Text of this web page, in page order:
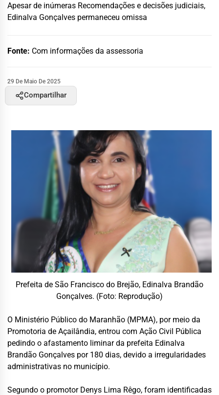
Apesar de inúmeras Recomendações e decisões judiciais,
Edinalva Gonçalves permaneceu omissa
Fonte: Com informações da assessoria
29 De Maio De 2025
Compartilhar
Prefeita de São Francisco do Brejão, Edinalva Brandão
Gonçalves. (Foto: Reprodução)
O Ministério Público do Maranhão (MPMA), por meio da
Promotoria de Açailândia, entrou com Ação Civil Pública
pedindo o afastamento liminar da prefeita Edinalva
Brandão Gonçalves por 180 dias, devido a irregularidades
administrativas no município.
Segundo o promotor Denys Lima Rêgo, foram identificadas